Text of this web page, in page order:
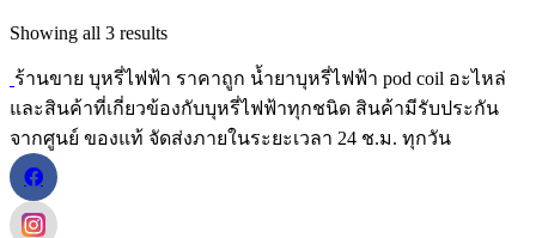
Showing all 3 results
ร้านขาย บุหรี่ไฟฟ้า ราคาถูก น้ำยาบุหรี่ไฟฟ้า pod coil อะไหล่
และสินค้าที่เกี่ยวข้องกับบุหรี่ไฟฟ้าทุกชนิด สินค้ามีรับประกัน
จากศูนย์ ของแท้ จัดส่งภายในระยะเวลา 24 ช.ม. ทุกวัน